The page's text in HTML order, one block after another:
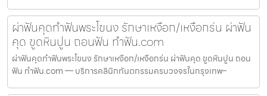
ผ่าฟันคุดทำฟันพระโขนง รักษาเหงือก/เหงือกร่น ผ่าฟัน
คุด ขูดหินปูน ถอนฟัน ทำฟัน.com
ผ่าฟันคุดทำฟันพระโขนง รักษาเหงือก/เหงือกร่น ผ่าฟันคุด ขูดหินปูน ถอน
ฟัน ทำฟัน.com — บริการคลินิกทันตกรรมครบวงจรในกรุงเทพ–